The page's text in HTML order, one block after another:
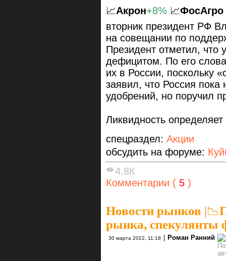
📈Акрон+8% 📈ФосАгро
вторник президент РФ
на совещании по
Президент отметил, что
дефицитом. По его
их в России, поскольку
заявил, что Россия пока
удобрений, но поручил
Ликвидность
спецраздел: Акции
обсудить на форуме:
4.8К
Комментарии ( 5 )
Новости рынков |
рынка, спекулянты
30 марта 2022, 11:18 Роман Ранний